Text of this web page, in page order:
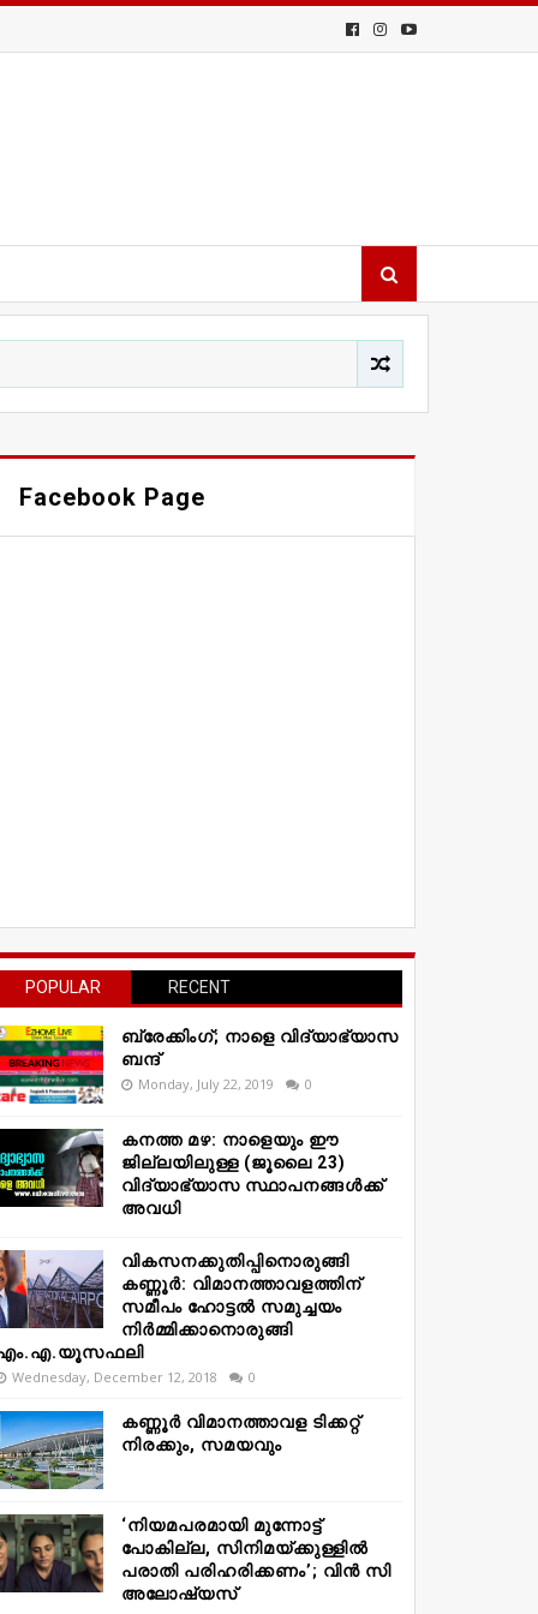
Facebook Page
POPULAR RECENT
ബ്രേക്കിംഗ്; നാളെ വിദ്യാഭ്യാസ
ബന്ദ്
Monday, July 22, 2019 0
കനത്ത മഴ: നാളെയും ഈ
ജില്ലയിലുള്ള (ജൂലൈ 23)
വിദ്യാഭ്യാസ സ്ഥാപനങ്ങൾക്ക്
അവധി
വികസനക്കുതിപ്പിനൊരുങ്ങി
കണ്ണൂർ: വിമാനത്താവളത്തിന്
സമീപം ഹോട്ടൽ സമുച്ചയം
നിർമ്മിക്കാനൊരുങ്ങി
Wednesday, December 12, 2018 0
കണ്ണൂർ വിമാനത്താവള ടിക്കറ്റ്
നിരക്കും, സമയവും
‘നിയമപരമായി മുന്നോട്ട്
പോകില്ല, സിനിമയ്ക്കുള്ളിൽ
പരാതി പരിഹരിക്കണം’; വിൻ സി
അലോഷ്യസ്